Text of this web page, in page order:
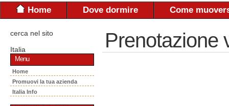
Home Dove dormire Come
cerca nel sito
Italia
Menu
Home
Promuovi la tua azienda
Italia Info
Prenotazione